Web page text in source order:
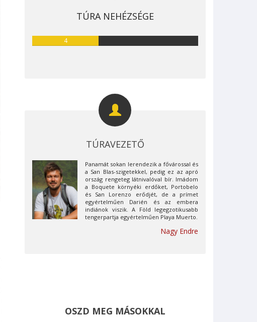
TÚRA NEHÉZSÉGE
4
TÚRAVEZETŐ
Panamát sokan lerendezik a fővárossal és
a San Blas-szigetekkel, pedig ez az apró
ország rengeteg látnivalóval bír. Imádom
a Boquete környéki erdőket, Portobelo
és San Lorenzo erődjét, de a prímet
egyértelműen Darién és az embera
indiánok viszik. A Föld legegzotikusabb
tengerpartja egyértelműen Playa Muerto.
Nagy Endre
OSZD MEG MÁSOKKAL